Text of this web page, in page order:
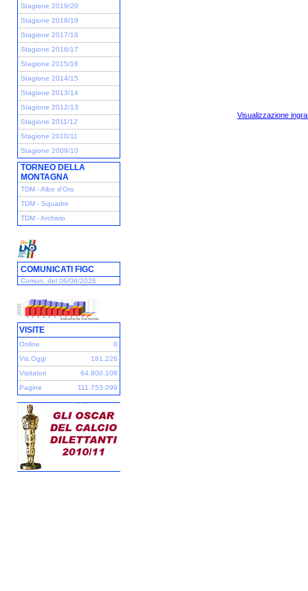
Stagione 2019/20
Stagione 2018/19
Stagione 2017/18
Stagione 2016/17
Stagione 2015/16
Stagione 2014/15
Stagione 2013/14
Stagione 2012/13
Stagione 2011/12
Stagione 2010/11
Stagione 2009/10
TORNEO DELLA
MONTAGNA
TDM - Albo d'Oro
TDM - Squadre
TDM - Archivio
COMUNICATI FIGC
Comun. del 06/08/2026
VISITE
Online
0
Vis.Oggi
181.226
Visitatori
64.800.108
Pagine
111.753.099
Visualizzazione